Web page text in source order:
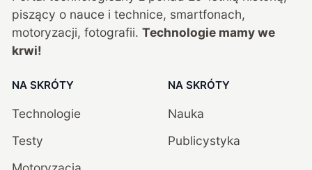
piszący o nauce i technice, smartfonach,
motoryzacji, fotografii. Technologie mamy we
krwi!
NA SKRÓTY
Technologie
Testy
NA SKRÓTY
Nauka
Publicystyka